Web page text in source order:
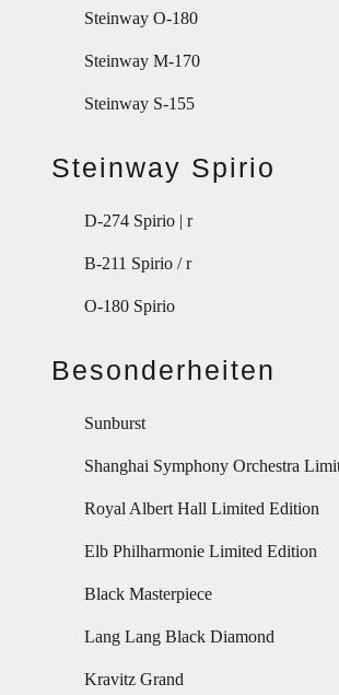
Steinway O-180
Steinway M-170
Steinway S-155
Steinway Spirio
D-274 Spirio | r
B-211 Spirio / r
O-180 Spirio
Besonderheiten
Sunburst
Shanghai Symphony Orchestra
Royal Albert Hall Limited Edition
Elb Philharmonie Limited Edition
Black Masterpiece
Lang Lang Black Diamond
Kravitz Grand